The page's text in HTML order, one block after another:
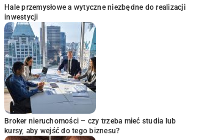
Hale przemysłowe a wytyczne niezbędne do realizacji
inwestycji
Broker nieruchomości – czy trzeba mieć studia lub
kursy, aby wejść do tego biznesu?